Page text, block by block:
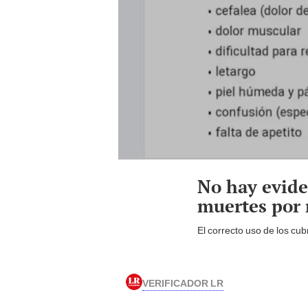
No hay
muertes por
El correcto uso de los
VERIFICADOR LR